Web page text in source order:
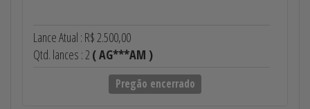
Lance Atual : R$ 2.500,00
Qtd. lances : 2 ( AG***AM )
Pregão encerrado